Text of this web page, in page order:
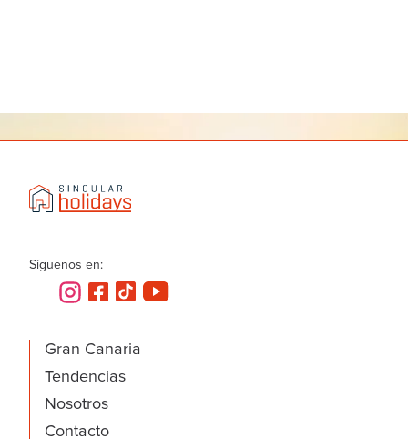
Síguenos en:
Gran Canaria
Tendencias
Nosotros
Contacto